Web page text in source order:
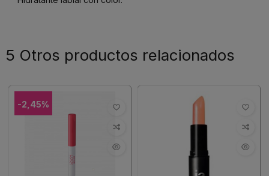
5 Otros productos relacionados
-2,45%